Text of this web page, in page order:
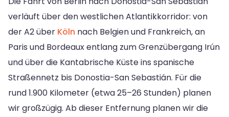
verläuft über den westlichen Atlantikkorridor: von
der A2 über Köln nach Belgien und Frankreich, an
Paris und Bordeaux entlang zum Grenzübergang Irún
und über die Kantabrische Küste ins spanische
Straßennetz bis Donostia-San Sebastián. Für die
rund 1.900 Kilometer (etwa 25–26 Stunden) planen
wir großzügig. Ab dieser Entfernung planen wir die